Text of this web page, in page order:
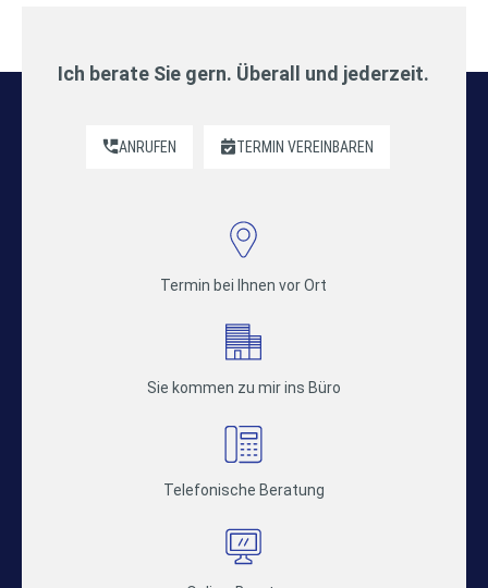
Ich berate Sie gern. Überall und jederzeit.
ANRUFEN TERMIN VEREINBAREN
Termin bei Ihnen vor Ort
Sie kommen zu mir ins Büro
Telefonische Beratung